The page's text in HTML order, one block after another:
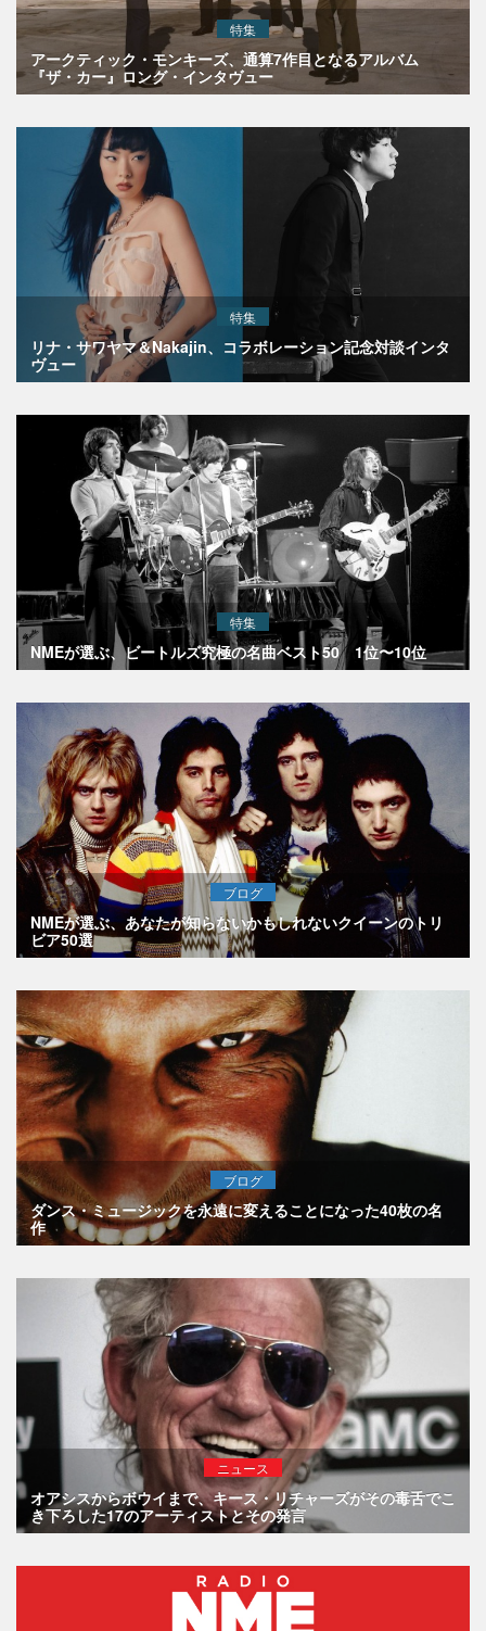
特集
アークティック・モンキーズ、通算7作目となるアルバム
『ザ・カー』ロング・インタヴュー
特集
リナ・サワヤマ＆Nakajin、コラボレーション記念対談インタ
ヴュー
特集
NMEが選ぶ、ビートルズ究極の名曲ベスト50 1位〜10位
ブログ
NMEが選ぶ、あなたが知らないかもしれないクイーンのトリ
ビア50選
ブログ
ダンス・ミュージックを永遠に変えることになった40枚の名
作
ニュース
オアシスからボウイまで、キース・リチャーズがその毒舌でこ
き下ろした17のアーティストとその発言